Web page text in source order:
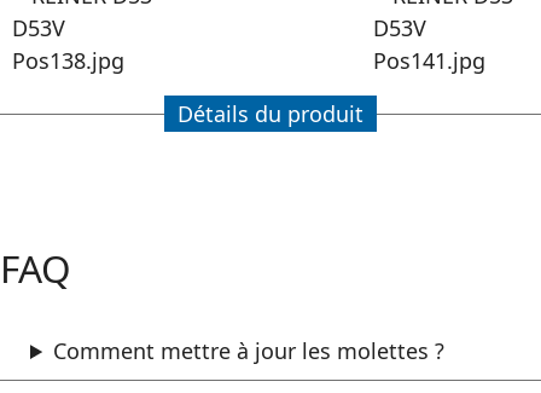
Détails du produit
FAQ
Comment mettre à jour les molettes ?